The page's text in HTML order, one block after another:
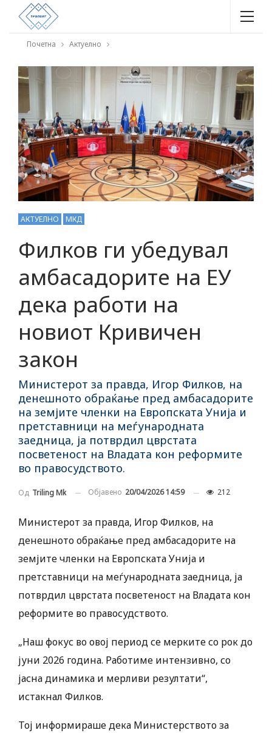
Почетна Актуелно
АКТУЕЛНО МКД
Филков ги убедувал
амбасадорите на ЕУ
дека работи на
новиот Кривичен
закон
Министерот за правда, Игор Филков, на
денешното обраќање пред амбасадорите
на земјите членки на Европската Унија и
претставници на меѓународната
заедница, ја потврдил цврстата
посветеност на Владата кон реформите
во правосудството.
Од Triling Mk Објавено 20/04/2026 14:59 212
Министерот за правда, Игор Филков, на
денешното обраќање пред амбасадорите на
земјите членки на Европската Унија и
претставници на меѓународната заедница, ја
потврдил цврстата посветеност на Владата кон
реформите во правосудството.
„Наш фокус во овој период се мерките со рок до
јуни 2026 година. Работиме интензивно, со
јасна динамика и мерливи резултати“,
истакнал Филков.
Тој информираше дека Министерството за